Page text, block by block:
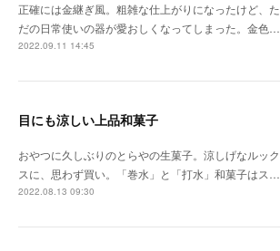
正確には金継ぎ風。粗雑な仕上がりになったけど、た
だの日常使いの器が愛おしくなってしまった。金色…
2022.09.11 14:45
目にも涼しい上品和菓子
おやつに久しぶりのとらやの生菓子。涼しげなルック
スに、思わず買い。「巻水」と「打水」和菓子はス…
2022.08.13 09:30